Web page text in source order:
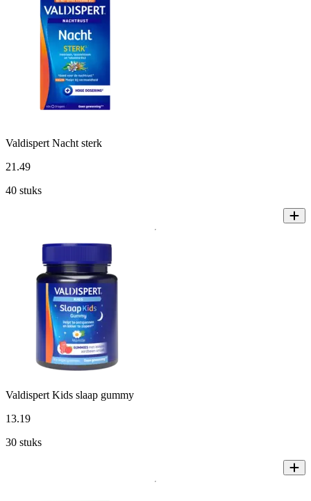
Valdispert Nacht sterk
21 .49
40 stuks
Valdispert Kids slaap gummy
13.19
30 stuks